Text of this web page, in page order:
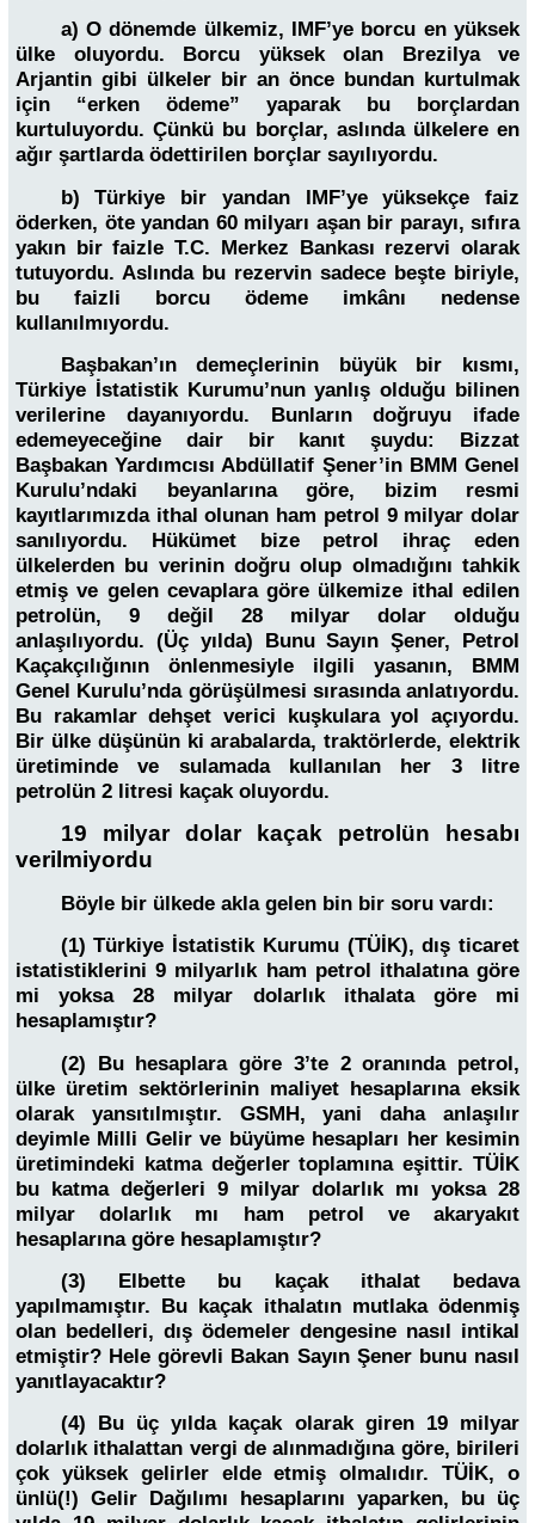
a) O dönemde ülkemiz, IMF’ye borcu en yüksek
ülke oluyordu. Borcu yüksek olan Brezilya ve
Arjantin gibi ülkeler bir an önce bundan kurtulmak
için “erken ödeme” yaparak bu borçlardan
kurtuluyordu. Çünkü bu borçlar, aslında ülkelere en
ağır şartlarda ödettirilen borçlar sayılıyordu.
b) Türkiye bir yandan IMF’ye yüksekçe faiz
öderken, öte yandan 60 milyarı aşan bir parayı, sıfıra
yakın bir faizle T.C. Merkez Bankası rezervi olarak
tutuyordu. Aslında bu rezervin sadece beşte biriyle,
bu faizli borcu ödeme imkânı nedense
kullanılmıyordu.
Başbakan’ın demeçlerinin büyük bir kısmı,
Türkiye İstatistik Kurumu’nun yanlış olduğu bilinen
verilerine dayanıyordu. Bunların doğruyu ifade
edemeyeceğine dair bir kanıt şuydu: Bizzat
Başbakan Yardımcısı Abdüllatif Şener’in BMM Genel
Kurulu’ndaki beyanlarına göre, bizim resmi
kayıtlarımızda ithal olunan ham petrol 9 milyar dolar
sanılıyordu. Hükümet bize petrol ihraç eden
ülkelerden bu verinin doğru olup olmadığını tahkik
etmiş ve gelen cevaplara göre ülkemize ithal edilen
petrolün, 9 değil 28 milyar dolar olduğu
anlaşılıyordu. (Üç yılda) Bunu Sayın Şener, Petrol
Kaçakçılığının önlenmesiyle ilgili yasanın, BMM
Genel Kurulu’nda görüşülmesi sırasında anlatıyordu.
Bu rakamlar dehşet verici kuşkulara yol açıyordu.
Bir ülke düşünün ki arabalarda, traktörlerde, elektrik
üretiminde ve sulamada kullanılan her 3 litre
petrolün 2 litresi kaçak oluyordu.
19 milyar dolar kaçak petrolün hesabı
verilmiyordu
Böyle bir ülkede akla gelen bin bir soru vardı:
(1) Türkiye İstatistik Kurumu (TÜİK), dış ticaret
istatistiklerini 9 milyarlık ham petrol ithalatına göre
mi yoksa 28 milyar dolarlık ithalata göre mi
hesaplamıştır?
(2) Bu hesaplara göre 3’te 2 oranında petrol,
ülke üretim sektörlerinin maliyet hesaplarına eksik
olarak yansıtılmıştır. GSMH, yani daha anlaşılır
deyimle Milli Gelir ve büyüme hesapları her kesimin
üretimindeki katma değerler toplamına eşittir. TÜİK
bu katma değerleri 9 milyar dolarlık mı yoksa 28
milyar dolarlık mı ham petrol ve akaryakıt
hesaplarına göre hesaplamıştır?
(3) Elbette bu kaçak ithalat bedava
yapılmamıştır. Bu kaçak ithalatın mutlaka ödenmiş
olan bedelleri, dış ödemeler dengesine nasıl intikal
etmiştir? Hele görevli Bakan Sayın Şener bunu nasıl
yanıtlayacaktır?
(4) Bu üç yılda kaçak olarak giren 19 milyar
dolarlık ithalattan vergi de alınmadığına göre, birileri
çok yüksek gelirler elde etmiş olmalıdır. TÜİK, o
ünlü(!) Gelir Dağılımı hesaplarını yaparken, bu üç